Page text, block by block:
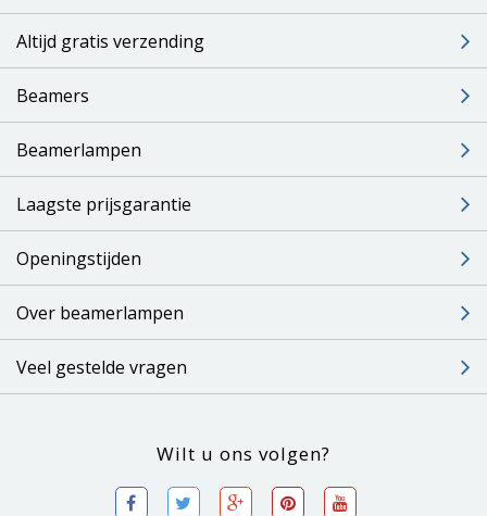
Altijd gratis verzending
Beamers
Beamerlampen
Laagste prijsgarantie
Openingstijden
Over beamerlampen
Veel gestelde vragen
Wilt u ons volgen?